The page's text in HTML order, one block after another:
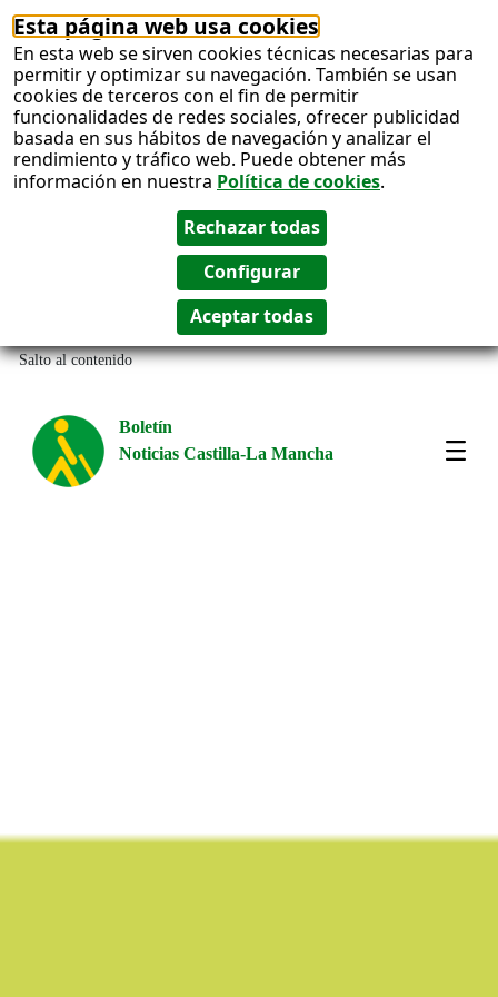
Esta página web usa cookies
En esta web se sirven cookies técnicas necesarias para
permitir y optimizar su navegación. También se usan
cookies de terceros con el fin de permitir
funcionalidades de redes sociales, ofrecer publicidad
basada en sus hábitos de navegación y analizar el
rendimiento y tráfico web. Puede obtener más
información en nuestra Política de cookies.
Salto al contenido
Boletín
Noticias Castilla-La Mancha